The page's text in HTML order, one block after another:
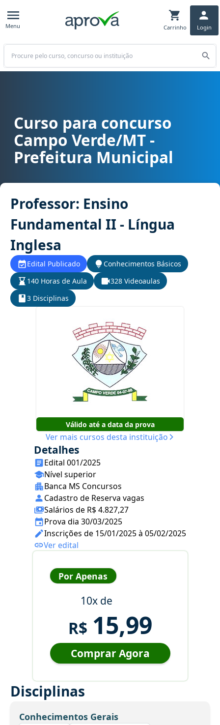
Menu Carrinho Login
Buscar
Curso para concurso Campo Verde/MT - Prefeitura Municipal
Curso para concurso
Campo Verde/MT -
Prefeitura Municipal
Professor: Ensino
Fundamental II - Língua
Inglesa
Edital Publicado
Conhecimentos Básicos
140 Horas de Aula
328 Videoaulas
3 Disciplinas
Válido até a data da prova
Ver mais cursos desta instituição
Detalhes
Edital 001/2025
Nível superior
Banca MS Concursos
Cadastro de Reserva vagas
Salários de R$ 4.827,27
Prova dia 30/03/2025
Inscrições de 15/01/2025 à 05/02/2025
Ver edital
Por Apenas
10x de
R$ 15,99
Comprar Agora
Disciplinas
Conhecimentos Gerais